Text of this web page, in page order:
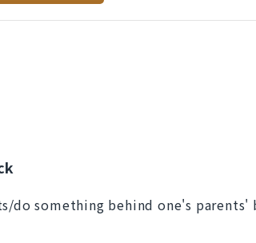
do something behind one's parents'